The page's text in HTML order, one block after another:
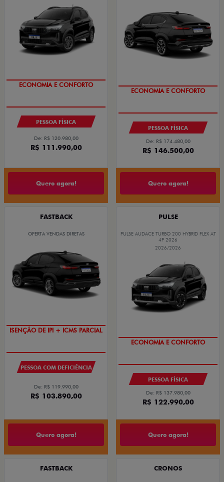
COM USADO NA TROCA
PESSOA FÍSICA
De: R$ 120.980,00
R$ 111.990,00
Quero agora!
CONDIÇÃO IMPERDÍVEL
PESSOA FÍSICA
De: R$ 174.480,00
R$ 146.500,00
Quero agora!
FASTBACK
OFERTA VENDAS DIRETAS
ISENÇÃO DE IPI + ICMS PARCIAL
PESSOA COM DEFICIÊNCIA
De: R$ 119.990,00
R$ 103.890,00
Quero agora!
PULSE
PULSE AUDACE TURBO 200 HYBRID FLEX AT
4P 2026
2026/2026
COM USADO NA TROCA
PESSOA FÍSICA
De: R$ 137.980,00
R$ 122.990,00
Quero agora!
FASTBACK CRONOS